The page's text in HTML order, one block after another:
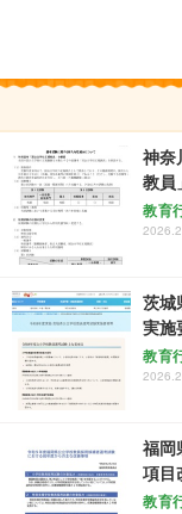
神奈
教員
教育
茨城
実施
教育
福岡
項目
教育